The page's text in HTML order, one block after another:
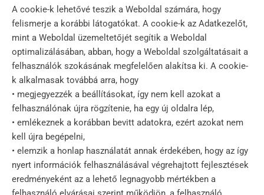
A cookie-k lehetővé teszik a Weboldal számára, hogy
felismerje a korábbi látogatókat. A cookie-k az Adatkezelőt,
mint a Weboldal üzemeltetőjét segítik a Weboldal
optimalizálásában, abban, hogy a Weboldal szolgáltatásait a
felhasználók szokásának megfelelően alakítsa ki. A cookie-
k alkalmasak továbbá arra, hogy
• megjegyezzék a beállításokat, így nem kell azokat a
felhasználónak újra rögzítenie, ha egy új oldalra lép,
• emlékeznek a korábban bevitt adatokra, ezért azokat nem
kell újra begépelni,
• elemzik a honlap használatát annak érdekében, hogy az így
nyert információk felhasználásával végrehajtott fejlesztések
eredményeként az a lehető legnagyobb mértékben a